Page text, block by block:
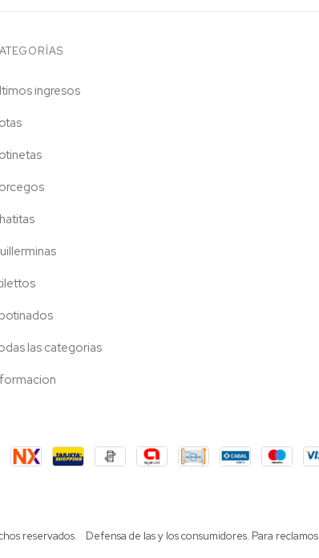
ingresos
las categorias
reservados. Defensa de las y los consumidores. Para reclamos